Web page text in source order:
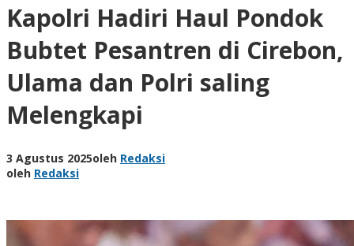
Kapolri Hadiri Haul Pondok
Bubtet Pesantren di Cirebon,
Ulama dan Polri saling
Melengkapi
3 Agustus 2025oleh Redaksi
oleh Redaksi